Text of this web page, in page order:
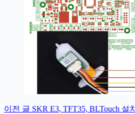
이전 글 SKR E3, TFT35, BLTouch 설치